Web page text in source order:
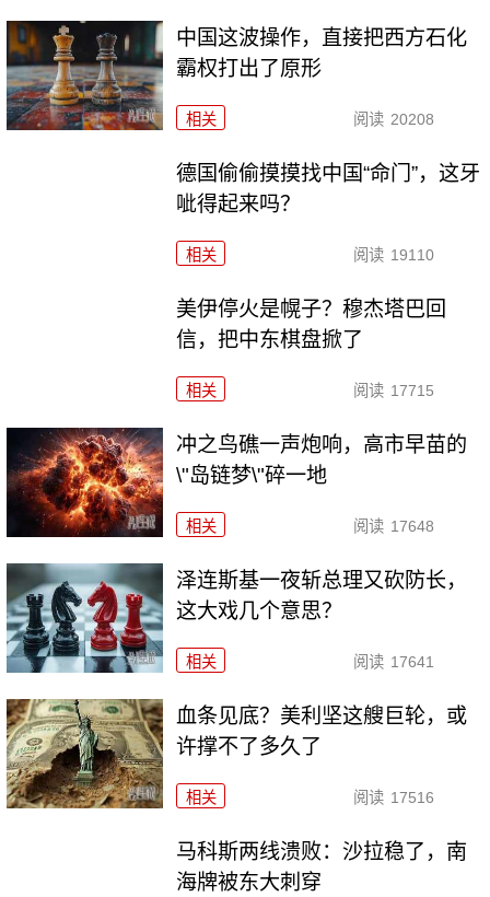
中国这波操作，直接把西方石化
霸权打出了原形
相关 阅读 20208
德国偷偷摸摸找中国“命门”，这牙
呲得起来吗？
相关 阅读 19110
美伊停火是幌子？穆杰塔巴回
信，把中东棋盘掀了
相关 阅读 17715
冲之鸟礁一声炮响，高市早苗的
\"岛链梦\"碎一地
相关 阅读 17648
泽连斯基一夜斩总理又砍防长，
这大戏几个意思？
相关 阅读 17641
血条见底？美利坚这艘巨轮，或
许撑不了多久了
相关 阅读 17516
马科斯两线溃败：沙拉稳了，南
海牌被东大刺穿